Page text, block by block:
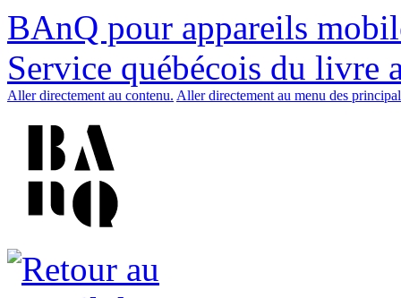
BAnQ pour appareils
Service québécois du livre
Aller directement au contenu. Aller directement au menu des